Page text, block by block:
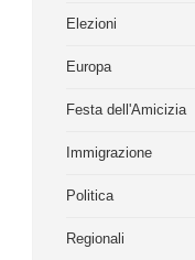
Elezioni
Europa
Festa dell'Amicizia
Immigrazione
Politica
Regionali